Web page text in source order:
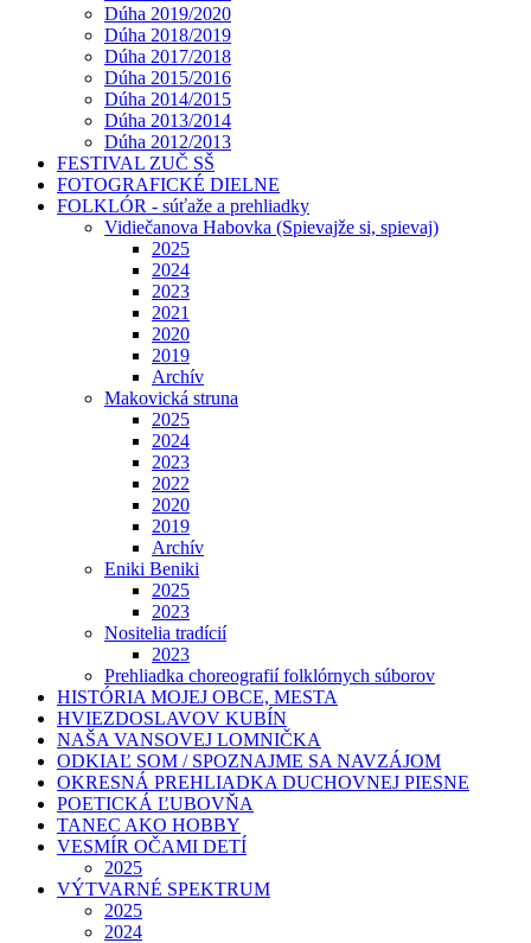
Dúha 2019/2020
Dúha 2018/2019
Dúha 2017/2018
Dúha 2015/2016
Dúha 2014/2015
Dúha 2013/2014
Dúha 2012/2013
FESTIVAL ZUČ SŠ
FOTOGRAFICKÉ DIELNE
FOLKLÓR - súťaže a prehliadky
Vidiečanova Habovka (Spievajže si, spievaj)
2025
2024
2023
2021
2020
2019
Archív
Makovická struna
2025
2024
2023
2022
2020
2019
Archív
Eniki Beniki
2025
2023
Nositelia tradícií
2023
Prehliadka choreografií folklórnych súborov
HISTÓRIA MOJEJ OBCE, MESTA
HVIEZDOSLAVOV KUBÍN
NAŠA VANSOVEJ LOMNIČKA
ODKIAĽ SOM / SPOZNAJME SA NAVZÁJOM
OKRESNÁ PREHLIADKA DUCHOVNEJ PIESNE
POETICKÁ ĽUBOVŇA
TANEC AKO HOBBY
VESMÍR OČAMI DETÍ
2025
VÝTVARNÉ SPEKTRUM
2025
2024